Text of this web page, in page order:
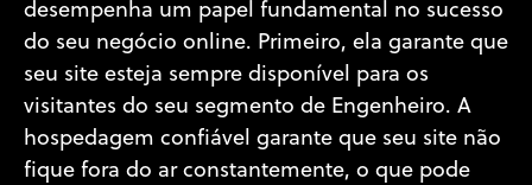
desempenha um papel fundamental no sucesso
do seu negócio online. Primeiro, ela garante que
seu site esteja sempre disponível para os
visitantes do seu segmento de Engenheiro. A
hospedagem confiável garante que seu site não
fique fora do ar constantemente, o que pode